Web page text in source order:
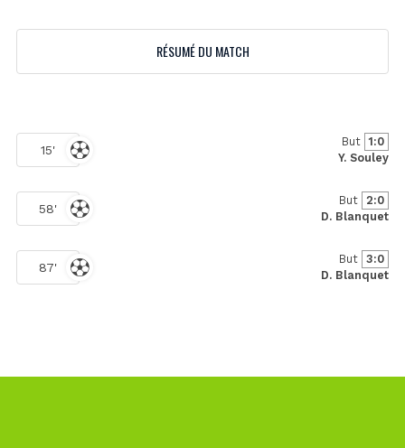
RÉSUMÉ DU MATCH
15'
But 1:0
Y. Souley
58'
But 2:0
D. Blanquet
87'
But 3:0
D. Blanquet